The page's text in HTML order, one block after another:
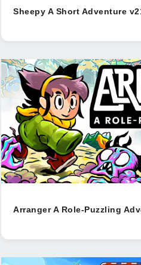
Sheepy A Short Adventure
Arranger A Role-Puzzling